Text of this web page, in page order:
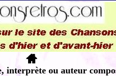
interprète ou auteur